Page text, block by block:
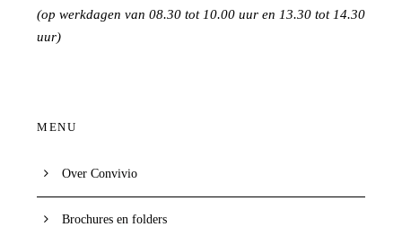
(op werkdagen van 08.30 tot 10.00 uur en 13.30 tot 14.30
uur)
MENU
Over Convivio
Brochures en folders